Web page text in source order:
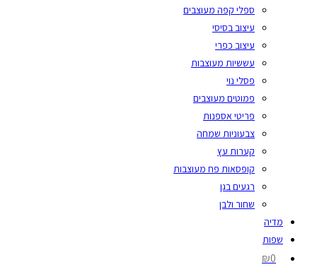
ספלי קפה מעוצבים
עיצוב בסיסי
עיצוב כפרי
עששיות מעוצבות
פסלי נוי
פמוטים מעוצבים
פריטי אספנות
צבעוניות שמחה
קערות עץ
קופסאות פח מעוצבות
רגעים בגן
שחור ולבן
מדיה
שפות
₪0